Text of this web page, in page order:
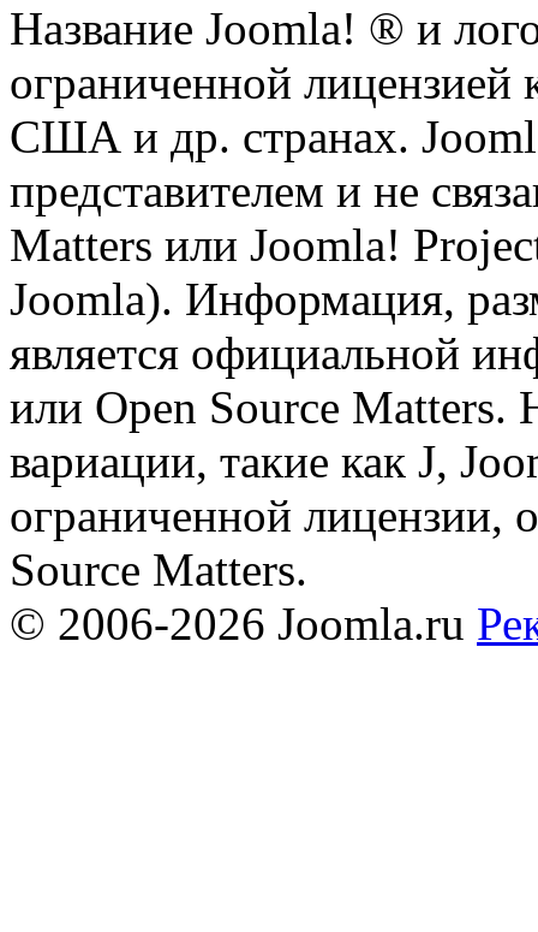
Название Joomla! ® и
ограниченной лицензией
США и др. странах.
представителем и не
Matters или Joomla!
Joomla). Информация,
является официальной
или Open Source Matters.
вариации, такие как J,
ограниченной лицензии,
Source Matters.
© 2006-2026 Joomla.ru